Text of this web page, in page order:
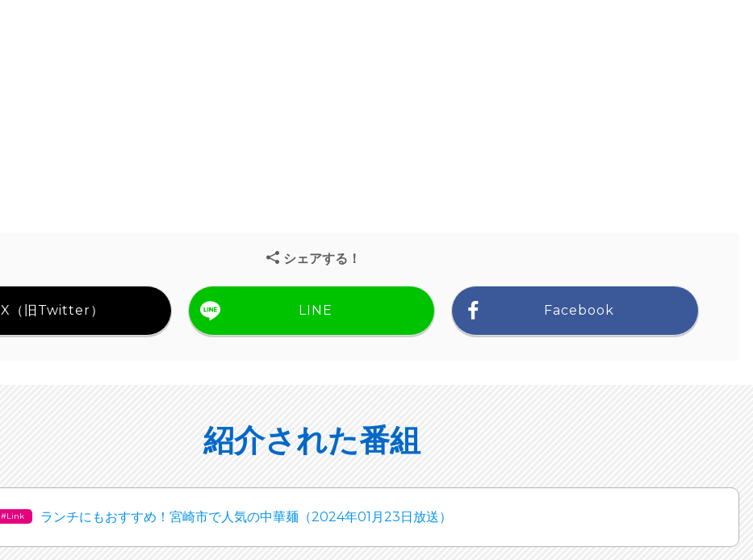
シェアする！
X（旧Twitter） LINE Facebook
紹介された番組
#Link ランチにもおすすめ！宮崎市で人気の中華麺（2024年01月23日放送）